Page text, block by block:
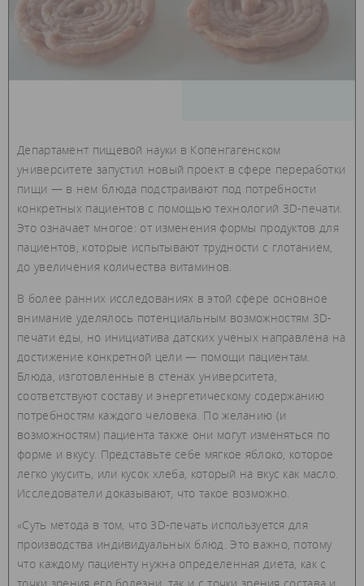
Департамент пищевой науки в Копенгагенском
университете запустил новый проект в сфере переработки
пищи — в нем блюда подстраивают под потребности
конкретных пациентов с помощью технологий 3D-печати.
Это означает многое: от изменения формы продуктов для
пациентов, которые испытывают трудности с глотанием,
до увеличения количества витаминов.
В более ранних исследованиях в этой сфере основное
внимание уделялось потенциальным возможностям 3D-
печати еды, но инициатива датских ученых направлена на
достижение конкретной цели — помощи пациентам.
Блюда, изготовленные в стенах университета,
соответствуют составу и энергетическому содержанию
потребностям каждого человека. По желанию (и
возможностям) пациента также они могут изменяться по
форме и вкусу. Представьте себе мягкое яблоко, которое
легко укусить, или кусок хлеба, который на вкус как масло.
Исследователи доказывают, что такое возможно.
«Суть метода в том, что 3D-печать используется для
производства индивидуальных блюд. Это важно, потому
что каждому пациенту нужна определенная диета, как с